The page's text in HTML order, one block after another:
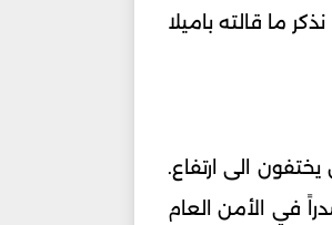
والخطف لقاء فدية ازداد من 4 حالات الى 16 حالة. هنا نذكر ما قالته باميلا
الى ارتفاع.
في الأمن العام